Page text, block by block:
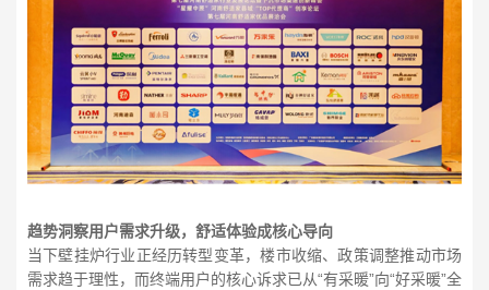
趋势洞察用户需求升级，舒适体验成核心导向
当下壁挂炉行业正经历转型变革，楼市收缩、政策调整推动市场
需求趋于理性，而终端用户的核心诉求已从“有采暖”向“好采暖”全